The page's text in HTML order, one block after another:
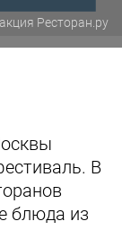
Ресторан.ру
В
блюда из